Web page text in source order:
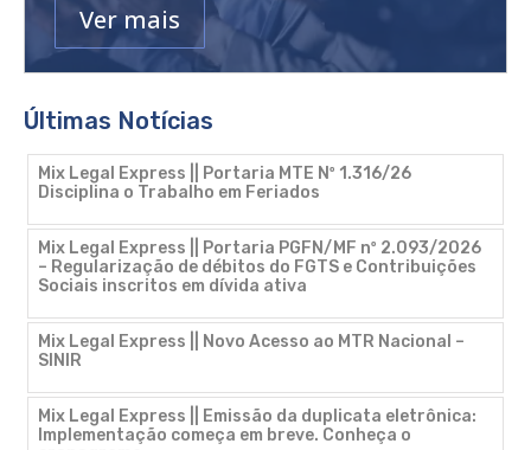
Ver mais
Últimas Notícias
Mix Legal Express || Portaria MTE Nº 1.316/26
Disciplina o Trabalho em Feriados
Mix Legal Express || Portaria PGFN/MF nº 2.093/2026
– Regularização de débitos do FGTS e Contribuições
Sociais inscritos em dívida ativa
Mix Legal Express || Novo Acesso ao MTR Nacional –
SINIR
Mix Legal Express || Emissão da duplicata eletrônica:
Implementação começa em breve. Conheça o